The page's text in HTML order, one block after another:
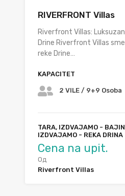
RIVERFRONT Villas
Riverfront Villas:
Drine Riverfront Villas
reke Drine…
KAPACITET
2 VILE / 9+9 Osoba
TARA, IZDVAJAMO -
IZDVAJAMO - REKA DRINA
Cena na upit.
Од
Riverfront Villas